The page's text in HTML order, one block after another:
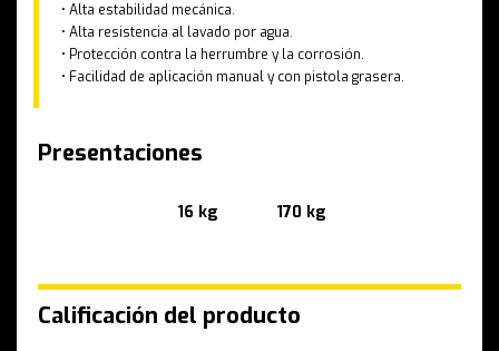
• Alta estabilidad mecánica.
• Alta resistencia al lavado por agua.
• Protección contra la herrumbre y la corrosión.
• Facilidad de aplicación manual y con pistola grasera.
Presentaciones
16 kg 170 kg
Calificación del producto